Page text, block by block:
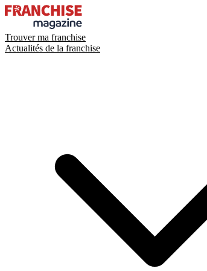
Trouver ma franchise
Actualités de la franchise